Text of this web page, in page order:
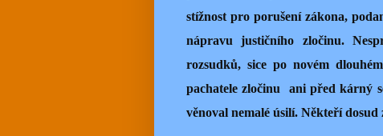
stížnost pro porušení zákona,
nápravu justičního zločinu.
rozsudků, sice po novém
pachatele zločinu ani před kárný
věnoval nemalé úsilí. Někteří